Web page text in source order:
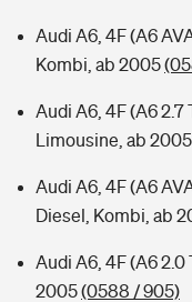
Audi A6, 4F (A6
Kombi, ab 2005
Audi A6, 4F (A6 2.7
Limousine, ab 2005
Audi A6, 4F (A6
Diesel, Kombi, ab
Audi A6, 4F (A6 2.0
2005(0588 / 905)